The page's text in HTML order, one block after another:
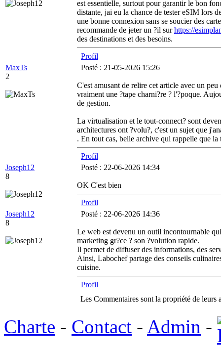
est essentielle, surtout pour garantir le bon
distante, jai eu la chance de tester eSIM lors
une bonne connexion sans se soucier des
recommande de jeter un ?il surhttps://
des destinations et des besoins.
Profil
MaxTs
2
Posté : 21-05-2026 15:26
C'est amusant de relire cet article avec un
vraiment une ?tape charni?re ? l'?poque.
de gestion.
La virtualisation et le tout-connect? sont
architectures ont ?volu?, c'est un sujet que
. En tout cas, belle archive qui rappelle que
Profil
Joseph12
8
Posté : 22-06-2026 14:34
OK C'est bien
Profil
Joseph12
8
Posté : 22-06-2026 14:36
Le web est devenu un outil incontournable
marketing gr?ce ? son ?volution rapide.
Il permet de diffuser des informations, des
Ainsi, Labochef partage des conseils
cuisine.
Profil
Les Commentaires sont la propriété de leurs
Charte - Contact - Admin -